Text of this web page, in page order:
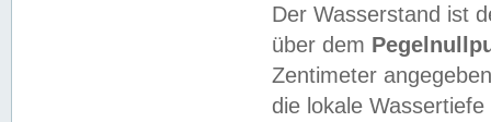
Der Wasserstand ist
über dem
Zentimeter
die lokale